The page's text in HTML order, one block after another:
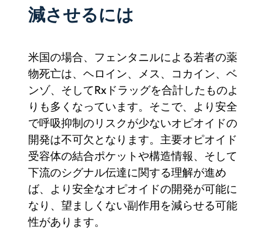
減させるには
米国の場合、フェンタニルによる若者の薬
物死亡は、ヘロイン、メス、コカイン、ベ
ンゾ、そしてRxドラッグを合計したものよ
りも多くなっています。そこで、より安全
で呼吸抑制のリスクが少ないオピオイドの
開発は不可欠となります。主要オピオイド
受容体の結合ポケットや構造情報、そして
下流のシグナル伝達に関する理解が進め
ば、より安全なオピオイドの開発が可能に
なり、望ましくない副作用を減らせる可能
性があります。